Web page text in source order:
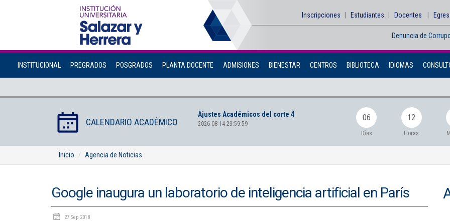
Inscripciones Estudiantes Docentes
Denuncia de
INSTITUCIONAL PREGRADOS POSGRADOS PLANTA DOCENTE ADMISIONES BIENESTAR CENTROS BIBLIOTECA IDIOMAS
CALENDARIO ACADÉMICO
Ajustes Académicos del corte 4
2026-08-14 23:59:59
06
Días
12
Horas
Inicio Agencia de Noticias
Google inaugura un laboratorio de inteligencia artificial en París
27 Sep 2018